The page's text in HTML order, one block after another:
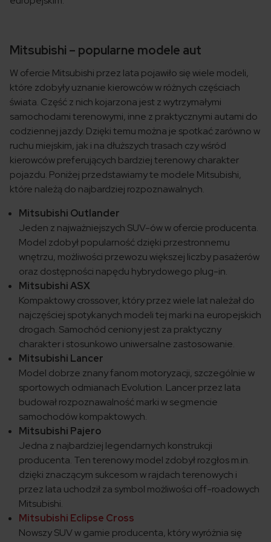
Mitsubishi – popularne modele aut
W ofercie Mitsubishi przez lata pojawiło się wiele modeli,
które zdobyły uznanie kierowców w różnych częściach
świata. Część z nich kojarzona jest z wytrzymałymi
samochodami terenowymi, inne z praktycznymi autami do
codziennej jazdy. Dzięki temu można je spotkać zarówno w
ruchu miejskim, jak i na dłuższych trasach czy wśród
kierowców preferujących bardziej terenowy charakter
pojazdu. Poniżej przedstawiamy te modele Mitsubishi,
które należą do najbardziej rozpoznawalnych.
Mitsubishi Outlander
Jeden z najważniejszych SUV-ów w ofercie producenta.
Model zdobył popularność dzięki przestronnemu
wnętrzu, możliwości przewozu większej liczby pasażerów
oraz dostępności napędu hybrydowego plug-in.
Mitsubishi ASX
Kompaktowy crossover, który przez wiele lat należał do
najczęściej spotykanych modeli tej marki na europejskich
drogach. Samochód ceniony jest za praktyczny
charakter i stosunkowo uniwersalne zastosowanie.
Mitsubishi Lancer
Model dobrze znany fanom motoryzacji, szczególnie w
sportowych odmianach Evolution. Lancer przez lata
budował rozpoznawalność marki w segmencie
samochodów kompaktowych.
Mitsubishi Pajero
Jedna z najbardziej legendarnych konstrukcji
producenta. Ten terenowy model zdobył rozgłos m.in.
dzięki znaczącym sukcesom w rajdach terenowych i
przez lata uchodził za symbol możliwości off-roadowych
Mitsubishi.
Mitsubishi Eclipse Cross
Nowszy SUV w gamie producenta, który wyróżnia się